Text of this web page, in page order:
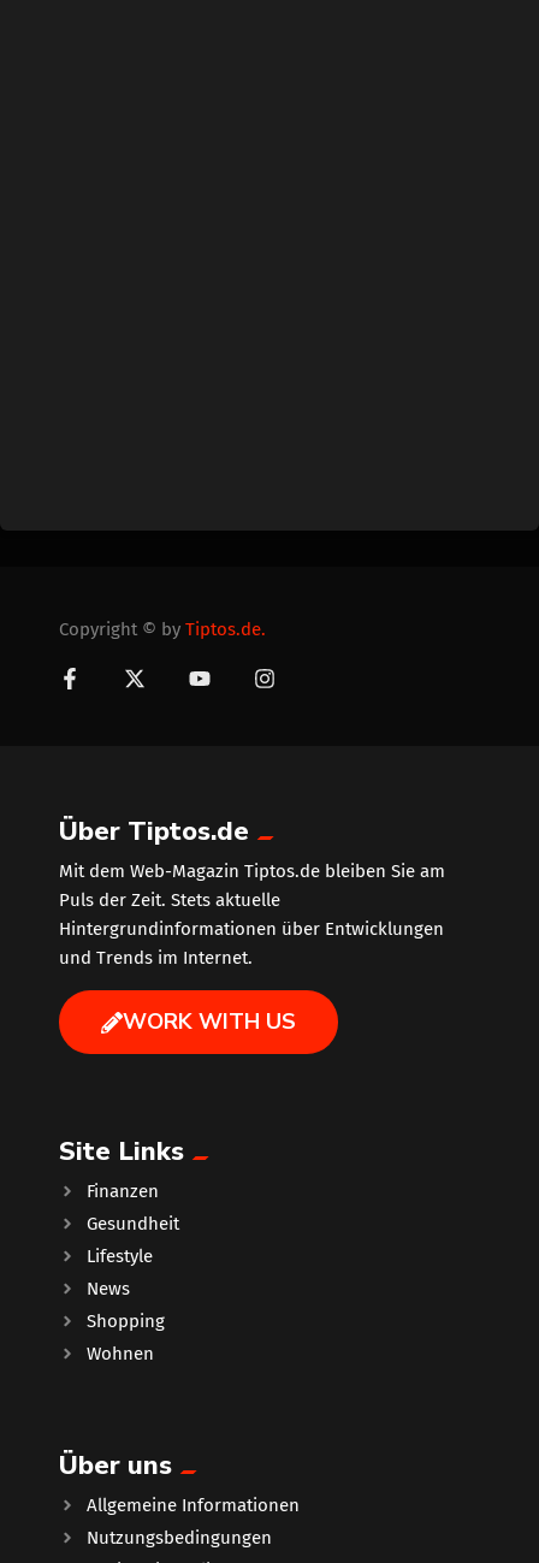
Copyright © by Tiptos.de.
Über Tiptos.de
Mit dem Web-Magazin Tiptos.de bleiben Sie am
Puls der Zeit. Stets aktuelle
Hintergrundinformationen über Entwicklungen
und Trends im Internet.
WORK WITH US
Site Links
Finanzen
Gesundheit
Lifestyle
News
Shopping
Wohnen
Über uns
Allgemeine Informationen
Nutzungsbedingungen